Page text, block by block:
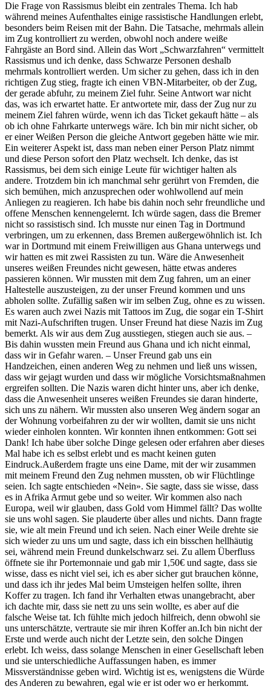
Die Frage von Rassismus bleibt ein zentrales Thema. Ich hab
während meines Aufenthaltes einige rassistische Handlungen erlebt,
besonders beim Reisen mit der Bahn. Die Tatsache, mehrmals allein
im Zug kontrolliert zu werden, obwohl noch andere weiße
Fahrgäste an Bord sind. Allein das Wort „Schwarzfahren“ vermittelt
Rassismus und ich denke, dass Schwarze Personen deshalb
mehrmals kontrolliert werden. Um sicher zu gehen, dass ich in den
richtigen Zug stieg, fragte ich einen VBN-Mitarbeiter, ob der Zug,
der gerade abfuhr, zu meinem Ziel fuhr. Seine Antwort war nicht
das, was ich erwartet hatte. Er antwortete mir, dass der Zug nur zu
meinem Ziel fahren würde, wenn ich das Ticket gekauft hätte – als
ob ich ohne Fahrkarte unterwegs wäre. Ich bin mir nicht sicher, ob
er einer Weißen Person die gleiche Antwort gegeben hätte wie mir.
Ein weiterer Aspekt ist, dass man neben einer Person Platz nimmt
und diese Person sofort den Platz wechselt. Ich denke, das ist
Rassismus, bei dem sich einige Leute für wichtiger halten als
andere. Trotzdem bin ich manchmal sehr gerührt von Fremden, die
sich bemühen, mich anzusprechen oder wohlwollend auf mein
Anliegen zu reagieren. Ich habe bis dahin noch sehr freundliche und
offene Menschen kennengelernt. Ich würde sagen, dass die Bremer
nicht so rassistisch sind. Ich musste nur einen Tag in Dortmund
verbringen, um zu erkennen, dass Bremen außergewöhnlich ist. Ich
war in Dortmund mit einem Freiwilligen aus Ghana unterwegs und
wir hatten es mit zwei Rassisten zu tun. Wäre die Anwesenheit
unseres weißen Freundes nicht gewesen, hätte etwas anderes
passieren können. Wir mussten mit dem Zug fahren, um an einer
Haltestelle auszusteigen, zu der unser Freund kommen und uns
abholen sollte. Zufällig saßen wir im selben Zug, ohne es zu wissen.
Es waren auch zwei Nazis mit Tattoos im Zug, die sogar ein T-Shirt
mit Nazi-Aufschriften trugen. Unser Freund hat diese Nazis im Zug
bemerkt. Als wir aus dem Zug ausstiegen, stiegen auch sie aus. –
Bis dahin wussten mein Freund aus Ghana und ich nicht einmal,
dass wir in Gefahr waren. – Unser Freund gab uns ein
Handzeichen, einen anderen Weg zu nehmen und ließ uns wissen,
dass wir gejagt wurden und dass wir mögliche Vorsichtsmaßnahmen
ergreifen sollten. Die Nazis waren dicht hinter uns, aber ich denke,
dass die Anwesenheit unseres weißen Freundes sie daran hinderte,
sich uns zu nähern. Wir mussten also unseren Weg ändern sogar an
der Wohnung vorbeifahren zu der wir wollten, damit sie uns nicht
wieder einholen konnten. Wir konnten ihnen entkommen: Gott sei
Dank! Ich habe über solche Dinge gelesen oder erfahren aber dieses
Mal habe ich es selbst erlebt und es macht keinen guten
Eindruck.Außerdem fragte uns eine Dame, mit der wir zusammen
mit meinem Freund den Zug nehmen mussten, ob wir Flüchtlinge
seien. Ich sagte entschieden «Nein». Sie sagte, dass sie wisse, dass
es in Afrika Armut gebe und so weiter. Wir kommen also nach
Europa, weil wir glauben, dass Gold vom Himmel fällt? Das wollte
sie uns wohl sagen. Sie plauderte über alles und nichts. Dann fragte
sie, wie alt mein Freund und ich seien. Nach einer Weile drehte sie
sich wieder zu uns um und sagte, dass ich ein bisschen hellhäutig
sei, während mein Freund dunkelschwarz sei. Zu allem Überfluss
öffnete sie ihr Portemonnaie und gab mir 1,50€ und sagte, dass sie
wisse, dass es nicht viel sei, ich es aber sicher gut brauchen könne,
und dass ich ihr jedes Mal beim Umsteigen helfen sollte, ihren
Koffer zu tragen. Ich fand ihr Verhalten etwas unangebracht, aber
ich dachte mir, dass sie nett zu uns sein wollte, es aber auf die
falsche Weise tat. Ich fühlte mich jedoch hilfreich, denn obwohl sie
uns unterschätzte, vertraute sie mir ihren Koffer an.Ich bin nicht der
Erste und werde auch nicht der Letzte sein, den solche Dingen
erlebt. Ich weiss, dass solange Menschen in einer Gesellschaft leben
und sie unterschiedliche Auffassungen haben, es immer
Missverständnisse geben wird. Wichtig ist es, wenigstens die Würde
des Anderen zu bewahren, egal wie er ist oder wo er herkommt.